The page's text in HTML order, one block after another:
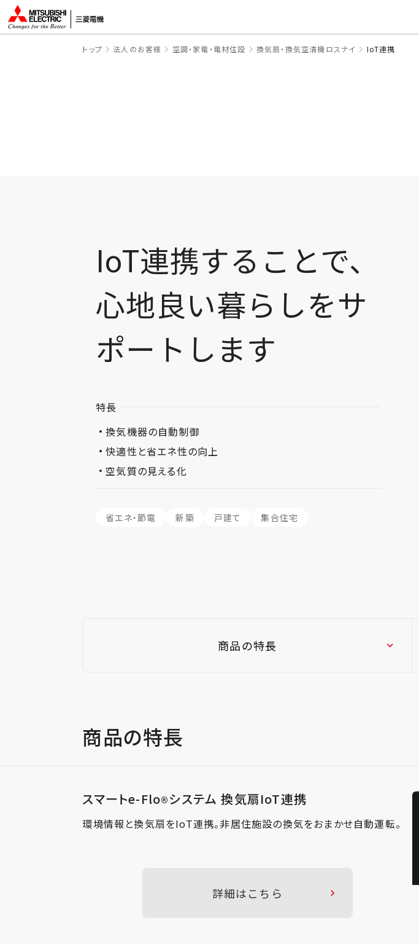
トップ 法人のお客様 空調・家電・電材住設 換気扇・換気空清機ロスナイ IoT連携
IoT連携することで、
心地良い暮らしをサ
ポートします
特長
換気機器の自動制御
快適性と省エネ性の向上
空気質の見える化
省エネ・節電 新築 戸建て 集合住宅
商品の特長
商品の特長
スマートe-Flo®システム 換気扇IoT連携
環境情報と換気扇をIoT連携。非居住施設の換気をおまかせ自動運転。
詳細はこちら